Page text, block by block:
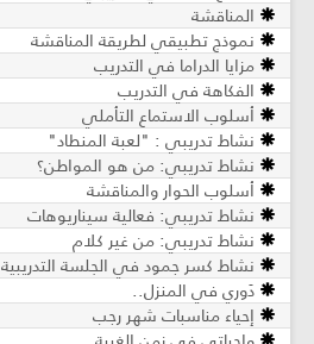
المناقشة
نموذج تطبيقي لطريقة المناقشة
مزايا الدراما في التدريب
الفكاهة في التدريب
أسلوب الاستماع التأملي
نشاط تدريبي : "لعبة المنطاد"
نشاط تدريبي: من هو المواطن؟
أسلوب الحوار والمناقشة
نشاط تدريبي: فعالية سيناريوهات
نشاط تدريبي: من غير كلام
نشاط كسر جمود في الجلسة التدريبية
دَوري في المنزل..
إحياء مناسبات شهر رجب